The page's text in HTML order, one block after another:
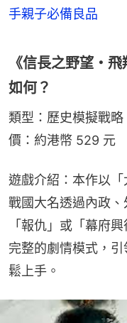
手親子必備良品
《信長之野望・
如何？
類型：歷史模擬戰
價：約港幣 529 元
遊戲介紹：本作以
戰國大名透過內政
「報仇」或「幕府
完整的劇情模式，
鬆上手。